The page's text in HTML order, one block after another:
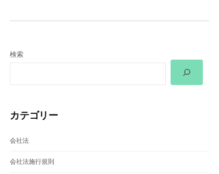
ー
ン
検索
カテゴリー
会社法
会社法施行規則